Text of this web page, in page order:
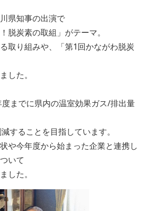
県知事の出演で
脱炭素の取組」がテーマ。
取り組みや、「第1回かながわ脱炭
した。
までに県内の温室効果ガス/排出量
することを目指しています。
や今年度から始まった企業と連携し
いて
した。